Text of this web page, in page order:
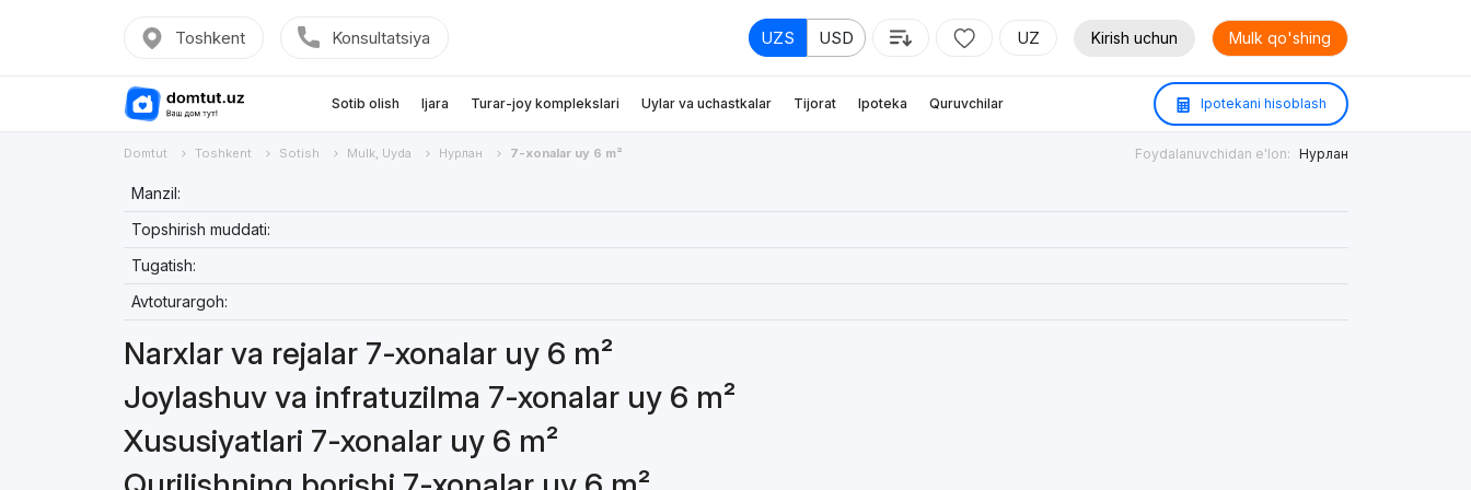
Toshkent Konsultatsiya UZS USD UZ Kirish uchun Mulk qo'shing
Sotib olish Ijara Turar-joy komplekslari Uylar va uchastkalar Tijorat Ipoteka Quruvchilar Ipotekani hisoblash
Domtut Toshkent Sotish Mulk, Uyda Нурлан 7-xonalar uy 6 m² Foydalanuvchidan e'lon: Нурлан
Manzil:
Topshirish muddati:
Tugatish:
Avtoturargoh:
Narxlar va rejalar 7-xonalar uy 6 m²
Joylashuv va infratuzilma 7-xonalar uy 6 m²
Xususiyatlari 7-xonalar uy 6 m²